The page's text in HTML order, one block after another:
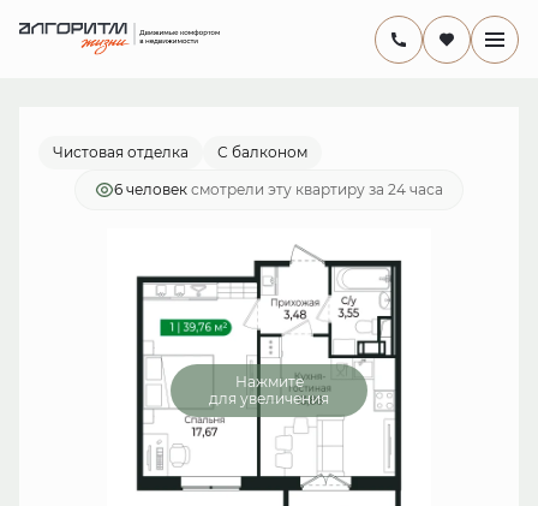
1-комнатная
7 959 242 руб.
от 23 157 руб./мес.
Чистовая отделка С балконом
6 человек смотрели эту квартиру за 24 часа
Нажмите
для увеличения